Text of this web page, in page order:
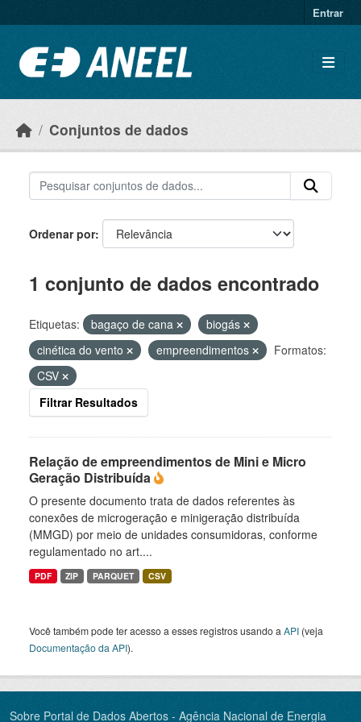
Entrar
Conjuntos de dados
Ordenar por
1 conjunto de dados encontrado
Etiquetas: bagaço de cana
biogás
cinética do vento
empreendimentos
Formatos:
CSV
Filtrar Resultados
Relação de empreendimentos de Mini e Micro
Geração Distribuída
O presente documento trata de dados referentes às
conexões de microgeração e minigeração distribuída
(MMGD) por meio de unidades consumidoras, conforme
regulamentado no art....
PDF ZIP PARQUET CSV
Você também pode ter acesso a esses registros usando a API (veja
Documentação da API).
Sobre Portal de Dados Abertos - Agência Nacional de Energia